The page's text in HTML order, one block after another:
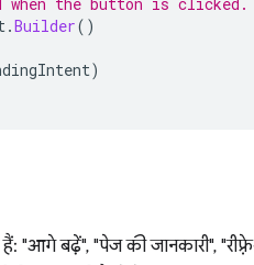
.Builder()
)
हैं: "आगे बढ़ें", "पेज की जानकारी",